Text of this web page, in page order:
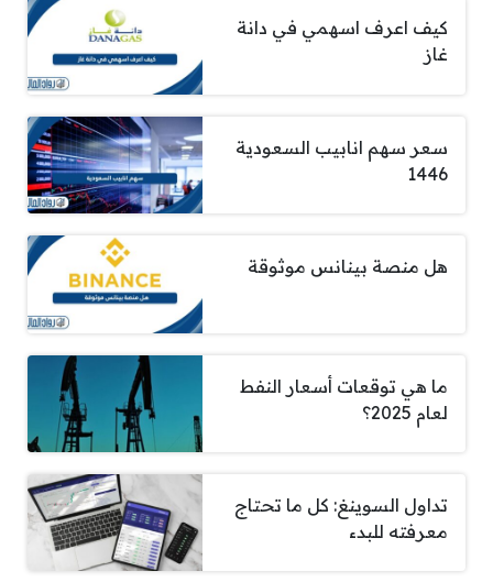
كيف اعرف اسهمي في دانة
غاز
سعر سهم انابيب السعودية
1446
هل منصة بينانس موثوقة
ما هي توقعات أسعار النفط
لعام 2025؟
تداول السوينغ: كل ما تحتاج
معرفته للبدء